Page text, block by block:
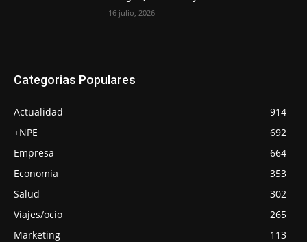
16 julio, 2026
Categorias Populares
Actualidad
914
+NPE
692
Empresa
664
Economía
353
Salud
302
Viajes/ocio
265
Marketing
113